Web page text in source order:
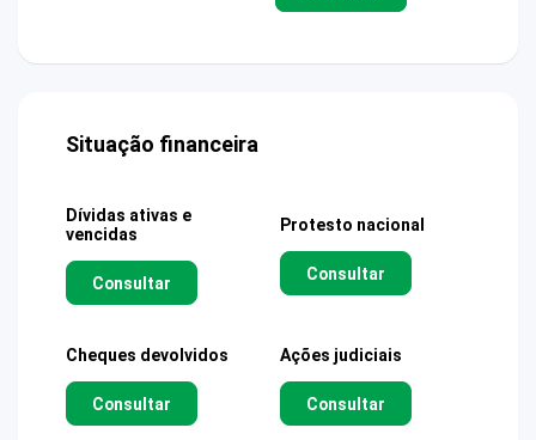
Situação financeira
Dívidas ativas e
vencidas
Consultar
Protesto nacional
Consultar
Cheques devolvidos
Consultar
Ações judiciais
Consultar